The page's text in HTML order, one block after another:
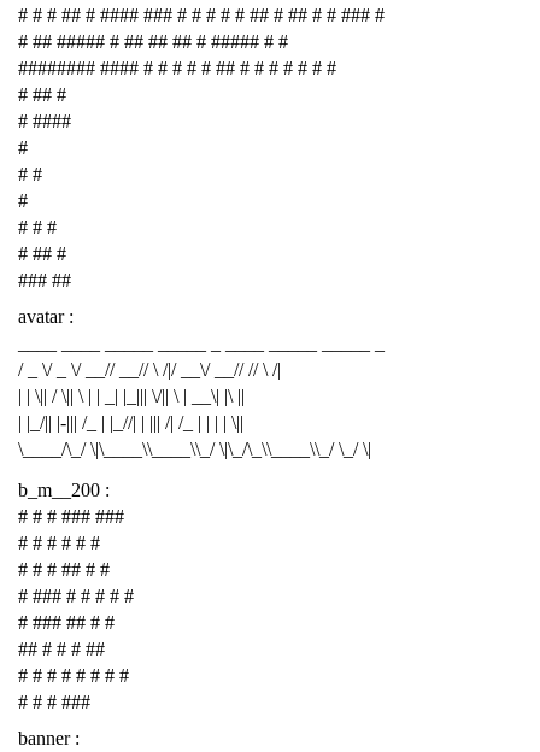
# # # ## # #### ### # # # # # ## # ## # # ### #
# ## ##### # ## ## ## # ##### # #
######## #### # # # # # ## # # # # # # #
# ## #
# ####
#
# #
#
# # #
# ## #
### ##
avatar :
/ _ \/ _ \/ __// __// \ /|/ __\/ __// // \ /|
| | \|| / \|| \ | | _| |_||| \/|| \ | __\| |\ ||
| |_/|| |-||| /_ | |_//| | ||| /| /_ | | | | \||
\____/\_/ \|\____\\____\\_/ \|\_/\_\\____\\_/ \_/ \|
b_m__200 :
# # # ### ###
# # # # # #
# # # ## # #
# ### # # # # #
# ### ## # #
## # # # ##
# # # # # # # #
# # # ###
banner :